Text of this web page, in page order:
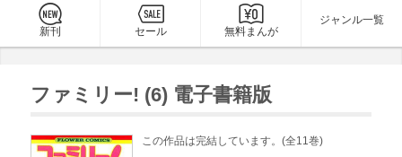
新刊 セール 無料まんが
ジャンル一覧
ファミリー! (6) 電子書籍版
この作品は完結しています。(全11巻)